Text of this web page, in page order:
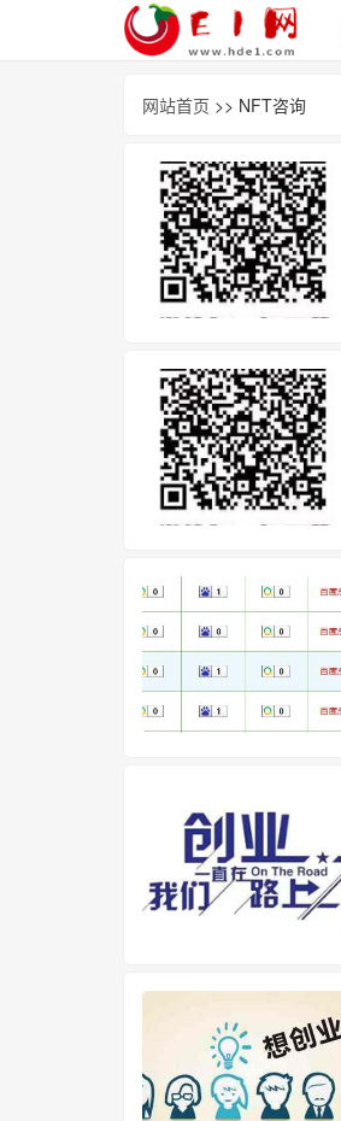
网站首页 >> NFT咨询